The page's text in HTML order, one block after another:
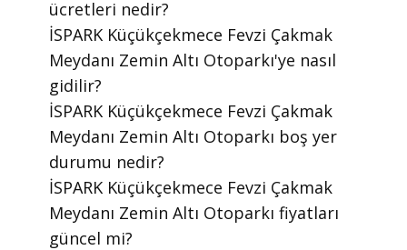
ücretleri nedir?
​İSPARK Küçükçekmece Fevzi Çakmak
Meydanı Zemin Altı Otoparkı'ye nasıl
gidilir?
​İSPARK Küçükçekmece Fevzi Çakmak
Meydanı Zemin Altı Otoparkı boş yer
durumu nedir?
​İSPARK Küçükçekmece Fevzi Çakmak
Meydanı Zemin Altı Otoparkı fiyatları
güncel mi?